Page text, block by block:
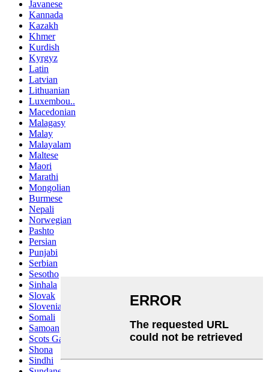
Javanese
Kannada
Kazakh
Khmer
Kurdish
Kyrgyz
Latin
Latvian
Lithuanian
Luxembou..
Macedonian
Malagasy
Malay
Malayalam
Maltese
Maori
Marathi
Mongolian
Burmese
Nepali
Norwegian
Pashto
Persian
Punjabi
Serbian
Sesotho
Sinhala
Slovak
Slovenian
Somali
Samoan
Scots Gaelic
Shona
Sindhi